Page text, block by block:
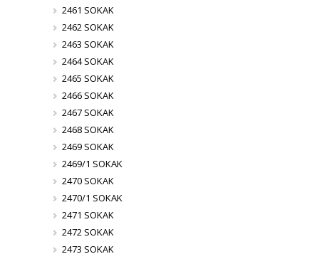
2461 SOKAK
2462 SOKAK
2463 SOKAK
2464 SOKAK
2465 SOKAK
2466 SOKAK
2467 SOKAK
2468 SOKAK
2469 SOKAK
2469/1 SOKAK
2470 SOKAK
2470/1 SOKAK
2471 SOKAK
2472 SOKAK
2473 SOKAK